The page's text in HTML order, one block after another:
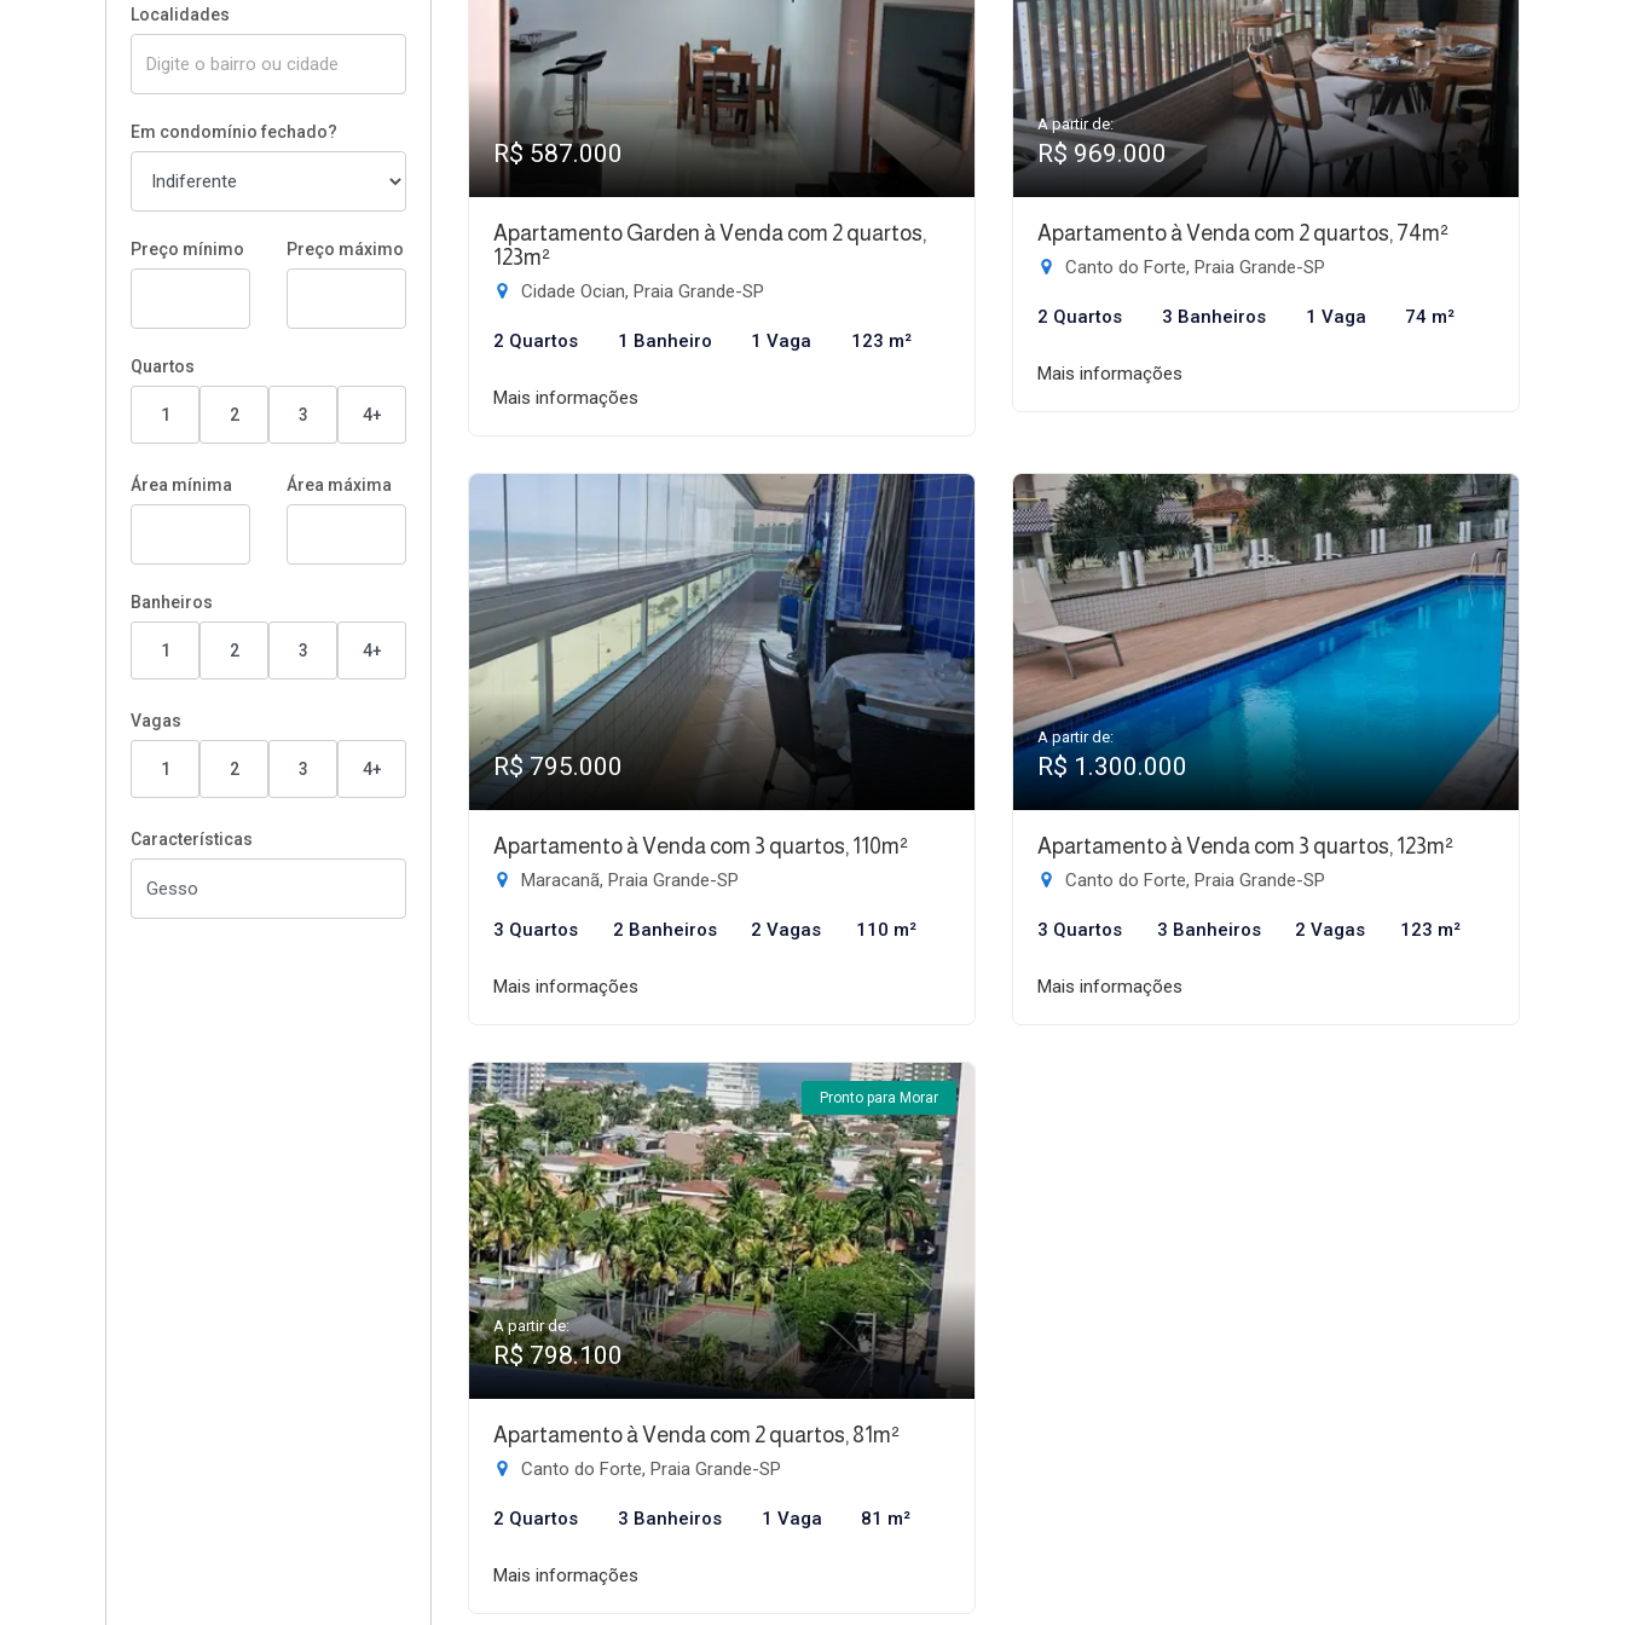
Localidades
Em condomínio fechado?
Preço mínimo Preço máximo
Quartos
1 2 3 4+
Área mínima Área máxima
Banheiros
1 2 3 4+
Vagas
1 2 3 4+
Características
R$ 587.000
Apartamento Garden à Venda com 2 quartos,
123m²
Cidade Ocian, Praia Grande-SP
2 Quartos 1 Banheiro 1 Vaga 123 m²
Mais informações
A partir de:
R$ 969.000
Apartamento à Venda com 2 quartos, 74m²
Canto do Forte, Praia Grande-SP
2 Quartos 3 Banheiros 1 Vaga 74 m²
Mais informações
R$ 795.000
Apartamento à Venda com 3 quartos, 110m²
Maracanã, Praia Grande-SP
3 Quartos 2 Banheiros 2 Vagas 110 m²
Mais informações
A partir de:
R$ 1.300.000
Apartamento à Venda com 3 quartos, 123m²
Canto do Forte, Praia Grande-SP
3 Quartos 3 Banheiros 2 Vagas 123 m²
Mais informações
Pronto para Morar
A partir de:
R$ 798.100
Apartamento à Venda com 2 quartos, 81m²
Canto do Forte, Praia Grande-SP
2 Quartos 3 Banheiros 1 Vaga 81 m²
Mais informações